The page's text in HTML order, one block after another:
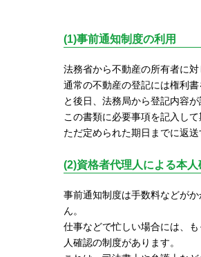
(1)事前通知制度の利用
法務省から不動産の所有者に
通常の不動産の登記には権利
と後日、法務局から登記内容
この書類に必要事項を記入し
ただ定められた期日までに返
(2)資格者代理人による本人
事前通知制度は手数料などが
ん。
仕事などで忙しい場合には、
人確認の制度があります。